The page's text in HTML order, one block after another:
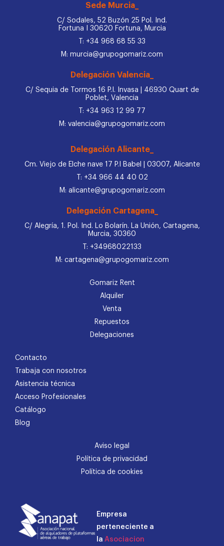
Sede Murcia_
C/ Sodales, 52 Buzón 25 Pol. Ind.
Fortuna I 30620 Fortuna, Murcia
T: +34 968 68 55 33
M: murcia@grupogomariz.com
Delegación Valencia_
C/ Sequia de Tormos 16 P.I. Invasa | 46930 Quart de
Poblet, Valencia
T: +34 963 12 99 77
M: valencia@grupogomariz.com
Delegación Alicante_
Cm. Viejo de Elche nave 17 P.I Babel | 03007, Alicante
T: +34 966 44 40 02
M: alicante@grupogomariz.com
Delegación Cartagena_
C/ Alegría, 1. Pol. Ind. Lo Bolarín. La Unión, Cartagena,
Murcia, 30360
T: +34968022133
M: cartagena@grupogomariz.com
Gomariz Rent
Alquiler
Venta
Repuestos
Delegaciones
Contacto
Trabaja con nosotros
Asistencia técnica
Acceso Profesionales
Catálogo
Blog
Aviso legal
Política de privacidad
Política de cookies
Empresa
perteneciente a
la Asociacion